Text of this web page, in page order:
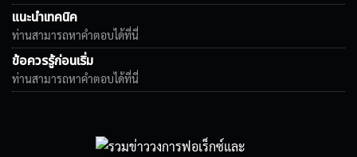
แนะนำเทคนิค
ท่านสามารถหาคำตอบได้ที่นี่
ข้อควรรู้ก่อนเริ่ม
ท่านสามารถหาคำตอบได้ที่นี่